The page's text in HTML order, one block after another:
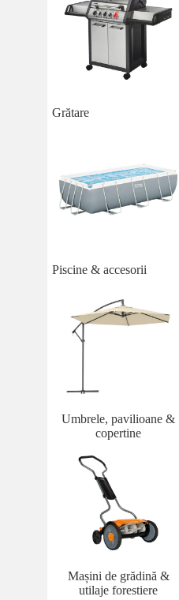
Grătare
Piscine & accesorii
Umbrele, pavilioane &
copertine
Mașini de grădină &
utilaje forestiere